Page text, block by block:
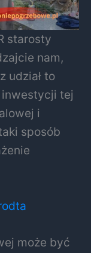
starosty
nam,
udział to
inwestycji tej
i
sposób
może być